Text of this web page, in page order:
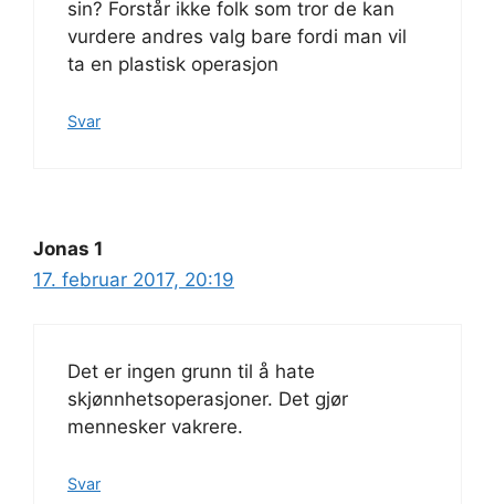
sin? Forstår ikke folk som tror de kan
vurdere andres valg bare fordi man vil
ta en plastisk operasjon
Svar
Jonas 1
17. februar 2017, 20:19
Det er ingen grunn til å hate
skjønnhetsoperasjoner. Det gjør
mennesker vakrere.
Svar